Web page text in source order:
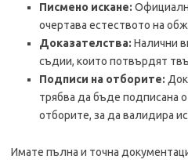
Писмено искане:
очертава естеството на
Доказателства: Налични
съдии, които потвърдят
Подписи на отборите:
трябва да бъде подписана
отборите, за да валидира
Имате пълна и точна